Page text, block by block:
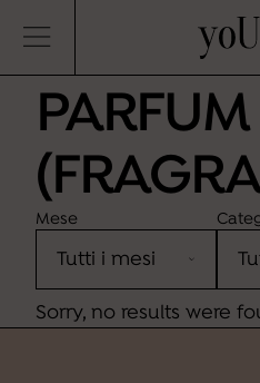
yoUBe
PARFUM
Mese
Sorry, no results were